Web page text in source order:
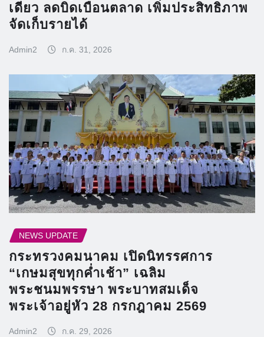
เดียว ลดบิดเบือนตลาด เพิ่มประสิทธิภาพ
จัดเก็บรายได้
Admin2 ก.ค. 31, 2026
NEWS UPDATE
กระทรวงคมนาคม เปิดนิทรรศการ
“เกษมสุขทุกค่ำเช้า” เฉลิม
พระชนมพรรษา พระบาทสมเด็จ
พระเจ้าอยู่หัว 28 กรกฎาคม 2569
Admin2 ก.ค. 29, 2026